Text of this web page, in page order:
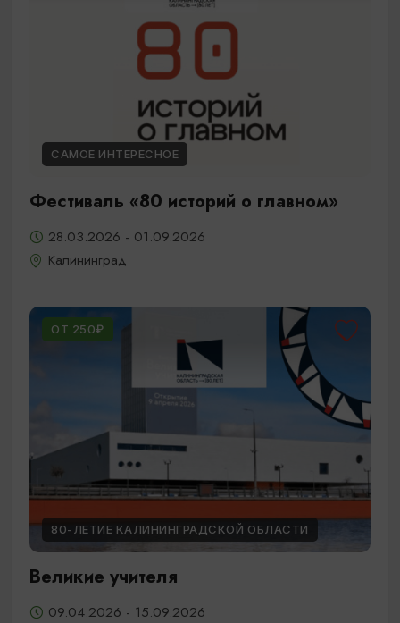
САМОЕ ИНТЕРЕСНОЕ
Фестиваль «80 историй о главном»
28.03.2026 - 01.09.2026
Калининград
ОТ 250₽
80-ЛЕТИЕ КАЛИНИНГРАДСКОЙ ОБЛАСТИ
Великие учителя
09.04.2026 - 15.09.2026